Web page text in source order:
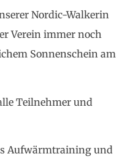
Nordic-Walkerin
Verein immer noch
Sonnenschein am
Teilnehmer und
Aufwärmtraining und